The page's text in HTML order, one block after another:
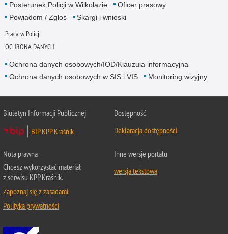
Posterunek Policji w Wilkołazie
Oficer prasowy
Powiadom / Zgłoś
Skargi i wnioski
Praca w Policji
OCHRONA DANYCH
Ochrona danych osobowych/IOD/Klauzula informacyjna
Ochrona danych osobowych w SIS i VIS
Monitoring wizyjny
Biuletyn Informacji Publicznej
BIP KPP Kraśnik
Dostępność
Deklaracja dostępności
Nota prawna
Chcesz wykorzystać materiał
z serwisu KPP Kraśnik.
Zapoznaj się z zasadami
Polityka prywatności
Inne wersje portalu
wersja tekstowa